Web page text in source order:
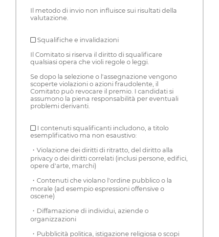
Il metodo di invio non influisce sui risultati della
valutazione.
■ Squalifiche e invalidazioni
Il Comitato si riserva il diritto di squalificare
qualsiasi opera che violi regole o leggi.
Se dopo la selezione o l'assegnazione vengono
scoperte violazioni o azioni fraudolente, il
Comitato può revocare il premio. I candidati si
assumono la piena responsabilità per eventuali
problemi derivanti.
■ I contenuti squalificanti includono, a titolo
esemplificativo ma non esaustivo:
・Violazione dei diritti di ritratto, del diritto alla
privacy o dei diritti correlati (inclusi persone, edifici,
opere d'arte, marchi)
・Contenuti che violano l'ordine pubblico o la
morale (ad esempio espressioni offensive o
oscene)
・Diffamazione di individui, aziende o
organizzazioni
・Pubblicità politica, istigazione religiosa o scopi